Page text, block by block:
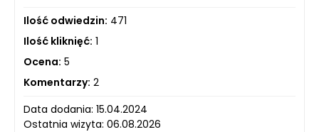
Ilość odwiedzin: 471
Ilość kliknięć: 1
Ocena: 5
Komentarzy: 2
Data dodania: 15.04.2024
Ostatnia wizyta: 06.08.2026